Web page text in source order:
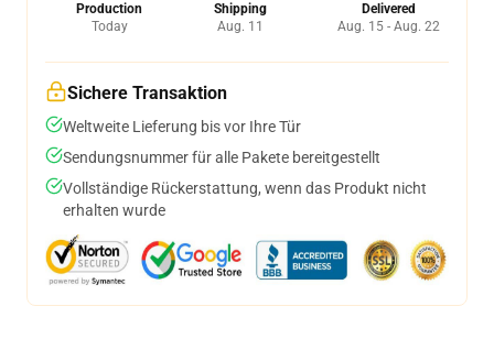
Production
Today
Shipping
Aug. 11
Delivered
Aug. 15 - Aug. 22
Sichere Transaktion
Weltweite Lieferung bis vor Ihre Tür
Sendungsnummer für alle Pakete bereitgestellt
Vollständige Rückerstattung, wenn das Produkt nicht
erhalten wurde